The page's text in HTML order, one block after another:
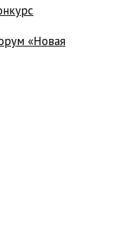
«Новая